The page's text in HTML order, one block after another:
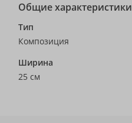
Общие характеристики
Тип
Композиция
Ширина
25 см